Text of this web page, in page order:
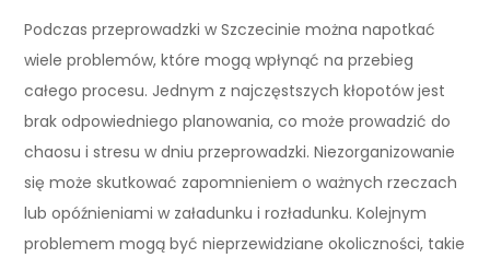
Podczas przeprowadzki w Szczecinie można napotkać
wiele problemów, które mogą wpłynąć na przebieg
całego procesu. Jednym z najczęstszych kłopotów jest
brak odpowiedniego planowania, co może prowadzić do
chaosu i stresu w dniu przeprowadzki. Niezorganizowanie
się może skutkować zapomnieniem o ważnych rzeczach
lub opóźnieniami w załadunku i rozładunku. Kolejnym
problemem mogą być nieprzewidziane okoliczności, takie